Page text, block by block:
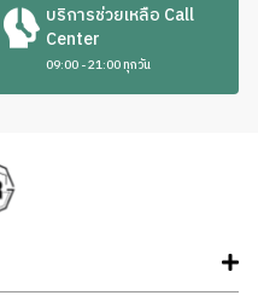
บริการช่วยเหลือ Call
Center
09:00 - 21:00 ทุกวัน